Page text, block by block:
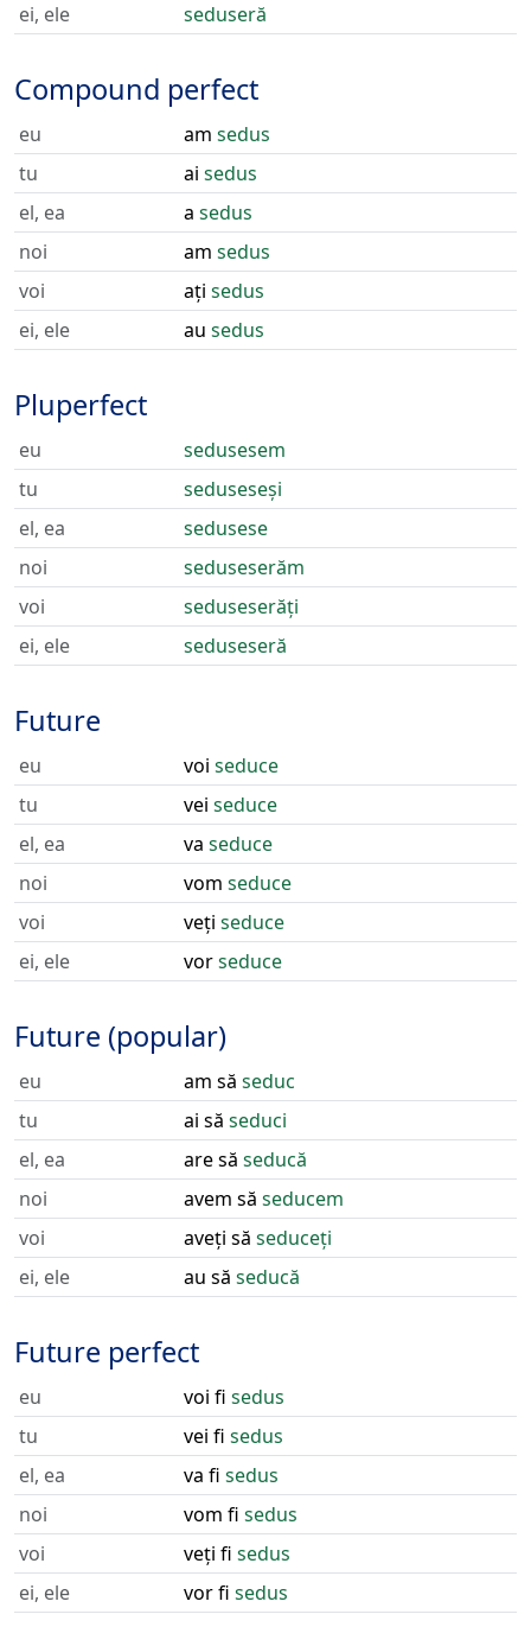
ei, ele
seduseră
Compound perfect
eu am sedus
tu
ai sedus
el, ea
a sedus
noi
am sedus
voi
ați sedus
ei, ele
au sedus
Pluperfect
eu
sedusesem
tu
seduseseși
el, ea
sedusese
noi
seduseserăm
voi
seduseserăți
ei, ele
seduseseră
Future
eu voi seduce
tu
vei seduce
el, ea
va seduce
noi
vom seduce
voi
veți seduce
ei, ele
vorseduce
Future (popular)
eu am să seduc
tu
ai să seduci
el, ea
are să seducă
noi
avem să seducem
voi
aveți să seduceți
ei, ele
au să seducă
Future perfect
eu voi fi sedus
tu
vei fi sedus
el, ea
va fi sedus
noi
vom fi sedus
voi
veți fi sedus
ei, ele
vor fi sedus